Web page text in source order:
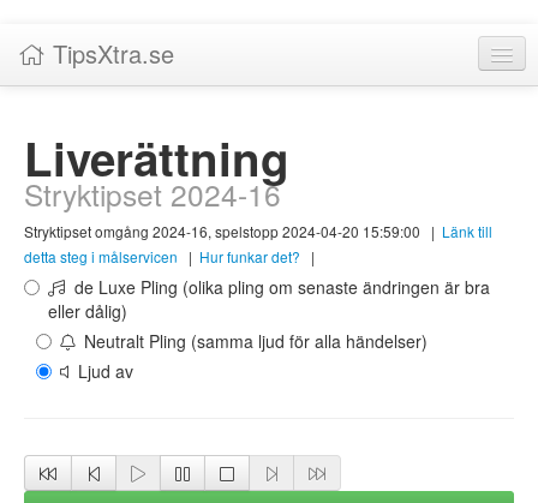
TipsXtra.se
Tabeller
Livescore!
Tipsförslag
Statistik
Liverättning
Om TipsXtra.se
Liverättning
Stryktipset 2024-16
Stryktipset omgång 2024-16, spelstopp 2024-04-20 15:59:00 | Länk till
detta steg i målservicen
| Hur funkar det? |
de Luxe Pling (olika pling om senaste ändringen är bra
eller dålig)
Neutralt Pling (samma ljud för alla händelser)
Ljud av